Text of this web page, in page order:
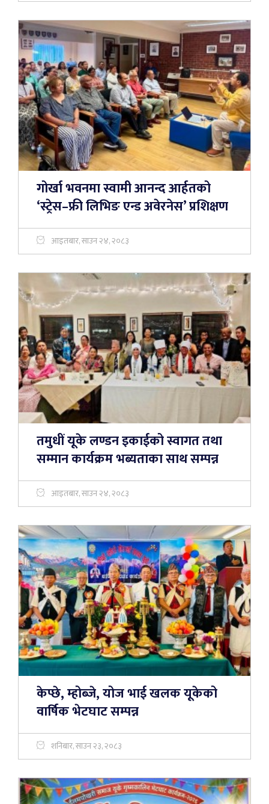
गोर्खा भवनमा स्वामी आनन्द आर्हतको
‘स्ट्रेस–फ्री लिभिङ एन्ड अवेरनेस’ प्रशिक्षण
आइतबार, साउन २४, २०८३
तमुधीं यूके लण्डन इकाईको स्वागत तथा
सम्मान कार्यक्रम भब्यताका साथ सम्पन्न
आइतबार, साउन २४, २०८३
केप्छे, म्होब्जे, योज भाई खलक यूकेको
वार्षिक भेटघाट सम्पन्न
शनिबार, साउन २३, २०८३